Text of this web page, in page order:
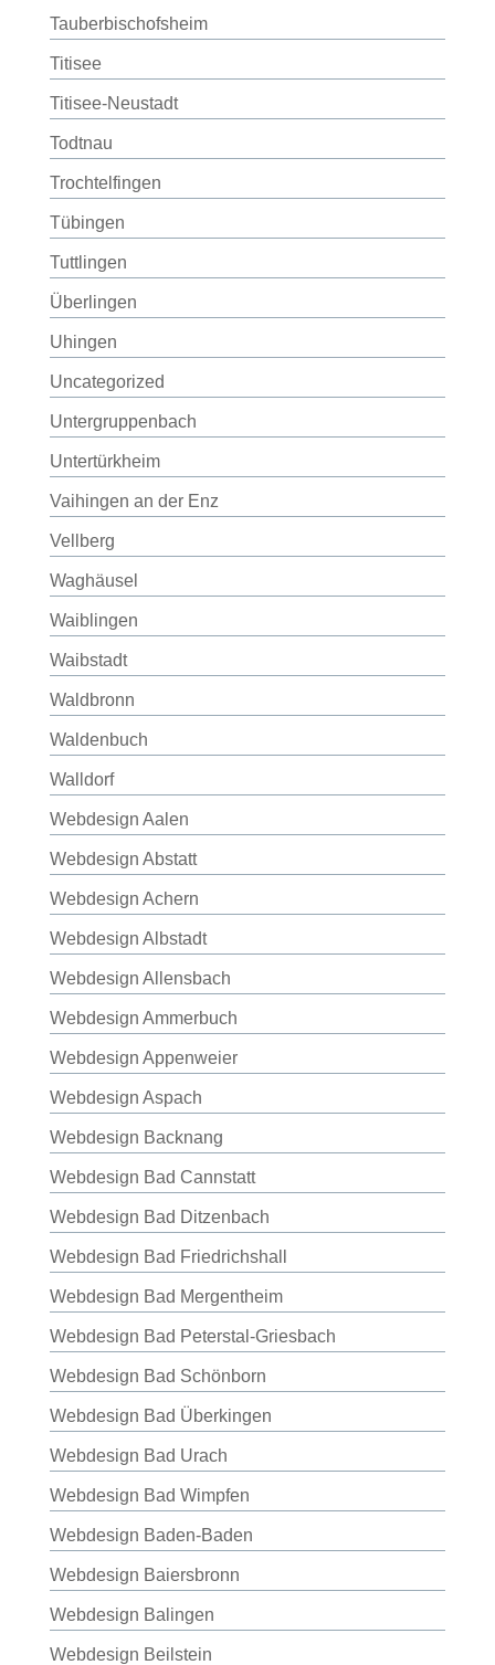
Tauberbischofsheim
Titisee
Titisee-Neustadt
Todtnau
Trochtelfingen
Tübingen
Tuttlingen
Überlingen
Uhingen
Uncategorized
Untergruppenbach
Untertürkheim
Vaihingen an der Enz
Vellberg
Waghäusel
Waiblingen
Waibstadt
Waldbronn
Waldenbuch
Walldorf
Webdesign Aalen
Webdesign Abstatt
Webdesign Achern
Webdesign Albstadt
Webdesign Allensbach
Webdesign Ammerbuch
Webdesign Appenweier
Webdesign Aspach
Webdesign Backnang
Webdesign Bad Cannstatt
Webdesign Bad Ditzenbach
Webdesign Bad Friedrichshall
Webdesign Bad Mergentheim
Webdesign Bad Peterstal-Griesbach
Webdesign Bad Schönborn
Webdesign Bad Überkingen
Webdesign Bad Urach
Webdesign Bad Wimpfen
Webdesign Baden-Baden
Webdesign Baiersbronn
Webdesign Balingen
Webdesign Beilstein